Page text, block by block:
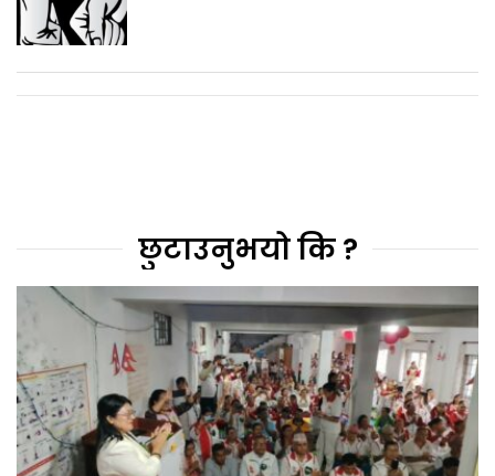
छुटाउनुभयो कि ?